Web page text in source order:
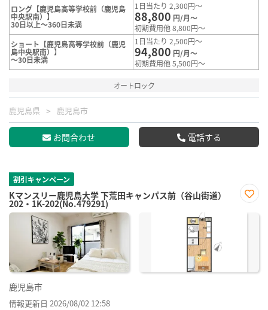
ロング【鹿児島高等学校前（鹿児島
中央駅南）】
30日以上～360日未満
1日当たり 2,300円～
88,800 円/月～
初期費用他 8,800円～
ショート【鹿児島高等学校前（鹿児
島中央駅南）】
～30日未満
1日当たり 2,500円～
94,800 円/月～
初期費用他 5,500円～
オートロック
鹿児島県 鹿児島市
お問合わせ 電話する
割引キャンペーン
Kマンスリー鹿児島大学 下荒田キャンパス前（谷山街道）
202・1K-202(No.479291)
に入
鹿児島市
情報更新日 2026/08/02 12:58